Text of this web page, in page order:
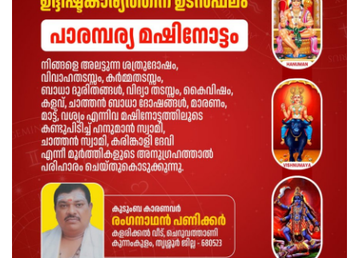
Health
Technology